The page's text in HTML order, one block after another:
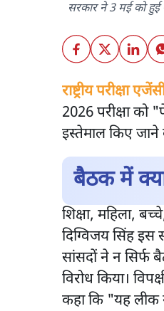
सरकार ने 3 मई को हुई
राष्ट्रीय परीक्षा
2026 परीक्षा
इस्तेमाल किए
बैठक में
शिक्षा, महिला,
दिग्विजय सिंह इस
सांसदों ने न सिर्फ
विरोध किया।
कहा कि "यह लीक